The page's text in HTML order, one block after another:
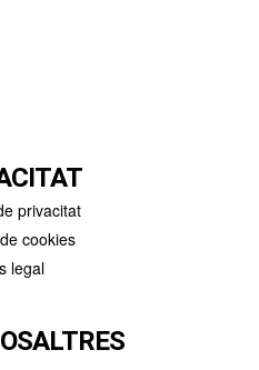
privacitat
cookies
legal